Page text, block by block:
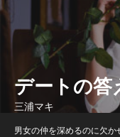
デートの答
三浦マキ
男女の仲を深めるのに欠か